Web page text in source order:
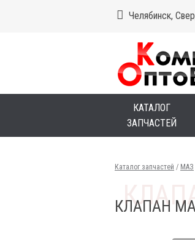
Челябинск,
КАТАЛОГ
ЗАПЧАСТЕЙ
Каталог запчастей / МАЗ
КЛАПАН